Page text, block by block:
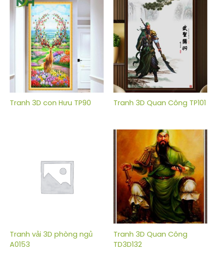
Tranh 3D con Hưu TP90 Tranh 3D Quan Công TP101
Tranh vải 3D phòng ngủ
A0153
Tranh 3D Quan Công
TD3D132